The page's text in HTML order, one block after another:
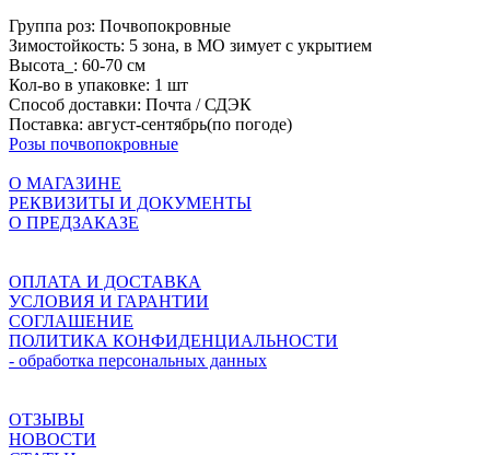
Группа роз: Почвопокровные
Зимостойкость: 5 зона, в МО зимует с укрытием
Высота_: 60-70 см
Кол-во в упаковке: 1 шт
Способ доставки: Почта / СДЭК
Поставка: август-сентябрь(по погоде)
Розы почвопокровные
О МАГАЗИНЕ
РЕКВИЗИТЫ И ДОКУМЕНТЫ
О ПРЕДЗАКАЗЕ
ОПЛАТА И ДОСТАВКА
УСЛОВИЯ И ГАРАНТИИ
СОГЛАШЕНИЕ
ПОЛИТИКА КОНФИДЕНЦИАЛЬНОСТИ
- обработка персональных данных
ОТЗЫВЫ
НОВОСТИ